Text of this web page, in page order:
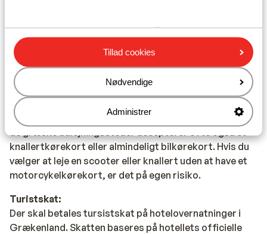
Tillad cookies
Nødvendige
Administrer
Rejsedokumenter:
Du skal være i besiddelse af et gyldigt pas.
Scooterudlejning:
For at køre på scooter (og knallert) i Grækenland skal
man være i besiddelse af et motorcykelkørekort. Men
knallertkørekort eller almindeligt bilkørekort. Hvis du
vælger at leje en scooter eller knallert uden at have et
motorcykelkørekort, er det på egen risiko.
Turistskat:
Der skal betales tursistskat på hotelovernatninger i
Grækenland. Skatten baseres på hotellets officielle